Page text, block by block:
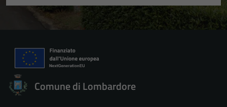
Comune di Lombardore